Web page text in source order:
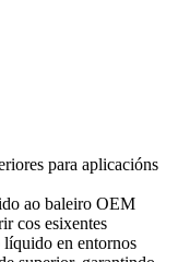
para aplicacións
ao baleiro OEM
cos esixentes
en entornos